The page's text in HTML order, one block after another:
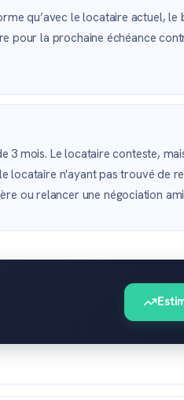
qu’avec le locataire actuel, le
pour la prochaine échéance
mois. Le locataire conteste,
locataire n'ayant pas trouvé de
ou relancer une négociation